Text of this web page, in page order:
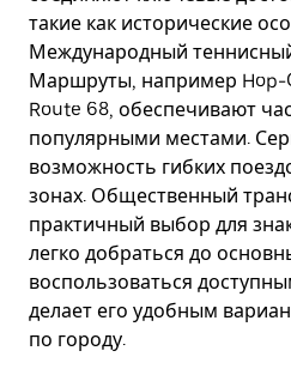
такие как исторические
Международный
Маршруты, например Hop-
Route 68, обеспечивают
популярными местами.
возможность гибких
зонах. Общественный
практичный выбор для
легко добраться до
воспользоваться
делает его удобным
по городу.